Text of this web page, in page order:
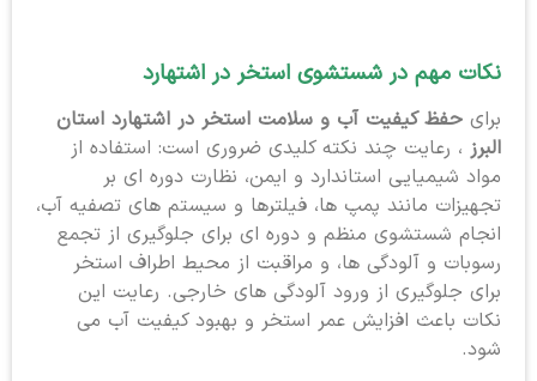
نکات مهم در شستشوی استخر در اشتهارد
برای حفظ کیفیت آب و سلامت استخر در اشتهارد استان
البرز ، رعایت چند نکته کلیدی ضروری است: استفاده از
مواد شیمیایی استاندارد و ایمن، نظارت دوره ای بر
تجهیزات مانند پمپ ها، فیلترها و سیستم های تصفیه آب،
انجام شستشوی منظم و دوره ای برای جلوگیری از تجمع
رسوبات و آلودگی ها، و مراقبت از محیط اطراف استخر
برای جلوگیری از ورود آلودگی های خارجی. رعایت این
نکات باعث افزایش عمر استخر و بهبود کیفیت آب می
شود.